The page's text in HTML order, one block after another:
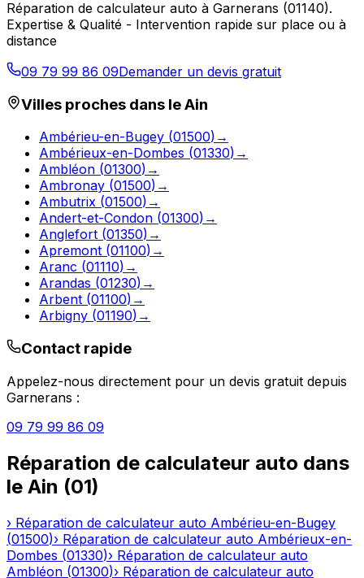
Réparation de calculateur auto à Garnerans (01140).
Expertise & Qualité - Intervention rapide sur place ou à
distance
09 79 99 86 09Demander un devis gratuit
Villes proches dans leAin
Ambérieu-en-Bugey (01500) →
Ambérieux-en-Dombes (01330) →
Ambléon (01300) →
Ambronay (01500) →
Ambutrix (01500) →
Andert-et-Condon (01300) →
Anglefort (01350) →
Apremont (01100) →
Aranc (01110) →
Arandas (01230) →
Arbent (01100) →
Arbigny (01190) →
Contact rapide
Appelez-nous directement pour un devis gratuit depuis
Garnerans :
09 79 99 86 09
Réparation de calculateur auto dans
le Ain (01)
› Réparation de calculateur auto Ambérieu-en-Bugey
(01500)› Réparation de calculateur auto Ambérieux-en-
Dombes (01330)› Réparation de calculateur auto
Ambléon (01300)› Réparation de calculateur auto